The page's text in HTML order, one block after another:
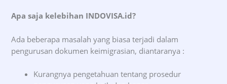
Apa saja kelebihan INDOVISA.id?
Ada beberapa masalah yang biasa terjadi dalam
pengurusan dokumen keimigrasian, diantaranya :
Kurangnya pengetahuan tentang prosedur